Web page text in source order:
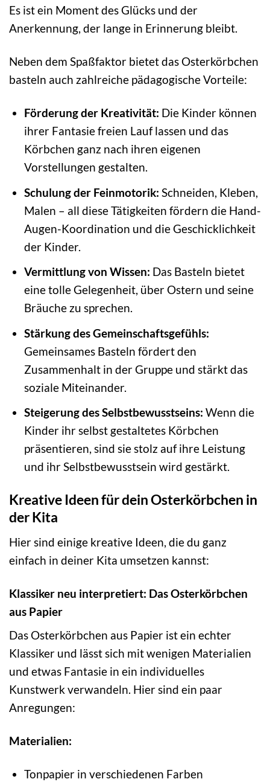
Es ist ein Moment des Glücks und der
Anerkennung, der lange in Erinnerung bleibt.
Neben dem Spaßfaktor bietet das Osterkörbchen
basteln auch zahlreiche pädagogische Vorteile:
Förderung der Kreativität: Die Kinder können
ihrer Fantasie freien Lauf lassen und das
Körbchen ganz nach ihren eigenen
Vorstellungen gestalten.
Schulung der Feinmotorik: Schneiden, Kleben,
Malen – all diese Tätigkeiten fördern die Hand-
Augen-Koordination und die Geschicklichkeit
der Kinder.
Vermittlung von Wissen: Das Basteln bietet
eine tolle Gelegenheit, über Ostern und seine
Bräuche zu sprechen.
Stärkung des Gemeinschaftsgefühls:
Gemeinsames Basteln fördert den
Zusammenhalt in der Gruppe und stärkt das
soziale Miteinander.
Steigerung des Selbstbewusstseins: Wenn die
Kinder ihr selbst gestaltetes Körbchen
präsentieren, sind sie stolz auf ihre Leistung
und ihr Selbstbewusstsein wird gestärkt.
Kreative Ideen für dein Osterkörbchen in
der Kita
Hier sind einige kreative Ideen, die du ganz
einfach in deiner Kita umsetzen kannst:
Klassiker neu interpretiert: Das Osterkörbchen
aus Papier
Das Osterkörbchen aus Papier ist ein echter
Klassiker und lässt sich mit wenigen Materialien
und etwas Fantasie in ein individuelles
Kunstwerk verwandeln. Hier sind ein paar
Anregungen:
Materialien:
Tonpapier in verschiedenen Farben